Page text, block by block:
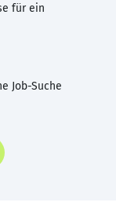
für ein
Job-Suche